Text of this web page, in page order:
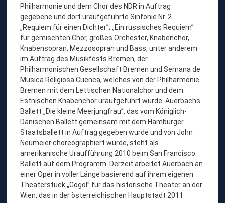
Philharmonie und dem Chor des NDR in Auftrag
gegebene und dort uraufgeführte Sinfonie Nr. 2
„Requiem für einen Dichter”; „Ein russisches Requiem”
für gemischten Chor, großes Orchester, Knabenchor,
Knabensopran, Mezzosopran und Bass, unter anderem
im Auftrag des Musikfests Bremen, der
Philharmonischen Gesellschaft Bremen und Semana de
Musica Religiosa Cuenca, welches von der Philharmonie
Bremen mit dem Lettischen Nationalchor und dem
Estnischen Knabenchor uraufgeführt wurde. Auerbachs
Ballett „Die kleine Meerjungfrau”, das vom Königlich-
Dänischen Ballett gemeinsam mit dem Hamburger
Staatsballett in Auftrag gegeben wurde und von John
Neumeier choreographiert wurde, steht als
amerikanische Uraufführung 2010 beim San Francisco
Ballett auf dem Programm. Derzeit arbeitet Auerbach an
einer Oper in voller Länge basierend auf ihrem eigenen
Theaterstück „Gogol” für das historische Theater an der
Wien, das in der österreichischen Hauptstadt 2011